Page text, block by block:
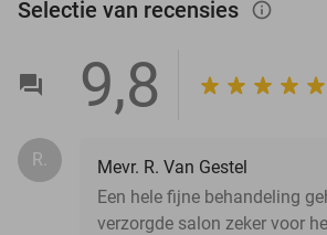
Selectie van recensies info_outlined
9,8
R.
Mevr. R. Van Gestel
Een hele fijne behandeling
verzorgde salon zeker voor